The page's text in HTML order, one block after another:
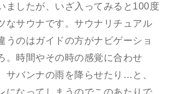
ましたが、いざ入ってみると100度
なサウナです。サウナリチュアル
うのはガイドの方がナビゲーショ
。時間やその時の感覚に合わせ
サバンナの雨を降らせたり…と、
になってしまうのでこのあたりで